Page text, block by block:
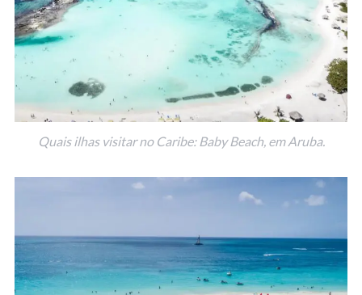
Quais ilhas visitar no Caribe: Baby Beach, em Aruba.